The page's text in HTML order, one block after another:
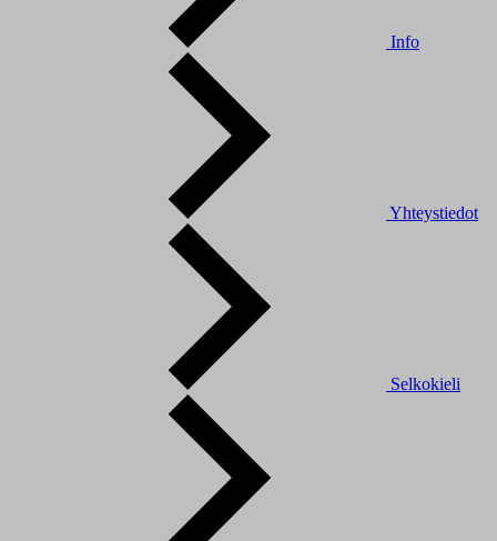
Info
Yhteystiedot
Selkokieli